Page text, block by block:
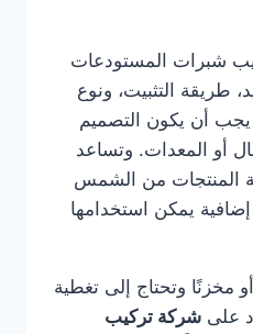
شبرات المستودعات
طريقة التثبيت، ونوع
يجب أن يكون التصميم
أو المعدات. وتساعد
المنتجات من الشمس
يمكن استخدامها
مخزنًا وتحتاج إلى تغطية
على شركة تركيب